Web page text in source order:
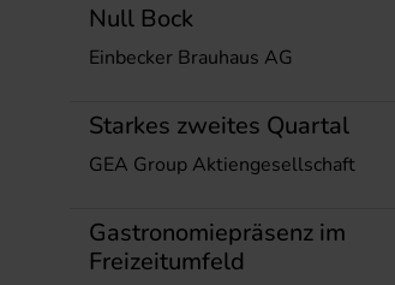
Null Bock
Einbecker Brauhaus AG
Starkes zweites Quartal
GEA Group Aktiengesellschaft
Gastronomiepräsenz im
Freizeitumfeld